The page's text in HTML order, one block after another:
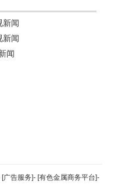
新闻
新闻
闻
[广告服务]- [有色金属商务平台]-